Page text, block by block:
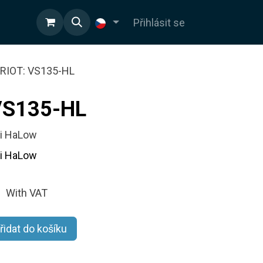
Přihlásit se
VS135-HL
HL
HaLow
HaLow
With VAT
do košíku